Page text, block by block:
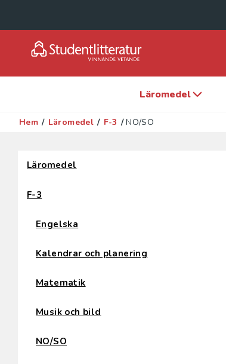
Läromedel
Hem / Läromedel / F-3 / NO/SO
Läromedel
F-3
Engelska
Kalendrar och planering
Matematik
Musik och bild
NO/SO